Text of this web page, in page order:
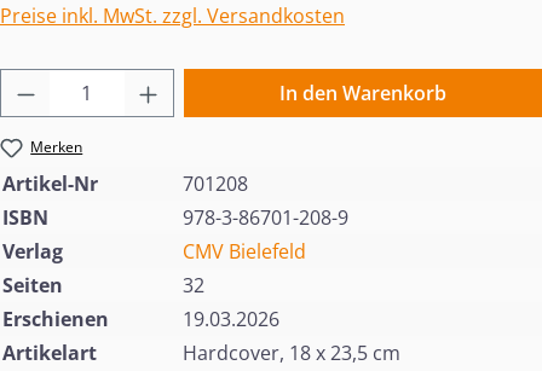
Preise inkl. MwSt. zzgl. Versandkosten
Produkt Anzahl: Gib den gewünschten
In den Warenkorb
Merken
Artikel-Nr
701208
ISBN
978-3-86701-208-9
Verlag
CMV Bielefeld
Seiten
32
Erschienen
19.03.2026
Artikelart
Hardcover, 18 x 23,5 cm